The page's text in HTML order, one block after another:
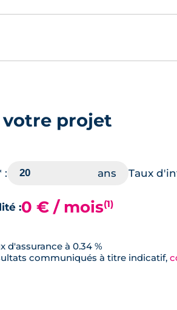
votre projet
: Taux
:0 € / mois(1)
d'assurance à 0.34 %
communiqués à titre indicatif,